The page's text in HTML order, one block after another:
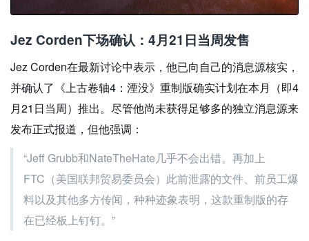
Jez Corden下场确认：4月21日当周发售
Jez Corden在最新讨论中表示，他已向自己的消息源核实，
并确认了《上古卷轴4：湮没》重制版确实计划在本月（即4
月21日当周）推出。尽管他尚未获得足够多的独立消息源来
发布正式报道，但他强调：
“Jeff Grubb和NateTheHate几乎不会出错。再加上
FTC（美国联邦贸易委员会）此前泄露的文件、前员工爆
料以及其他多方传闻，种种迹象表明，这款重制版的存
在已经板上钉钉。”